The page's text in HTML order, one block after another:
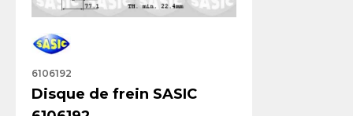
6106192
Disque de frein SASIC